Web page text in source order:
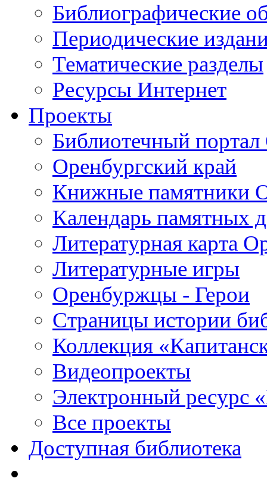
Библиографические
Периодические
Тематические разделы
Ресурсы Интернет
Проекты
Библиотечный портал
Оренбургский край
Книжные памятники
Календарь памятных
Литературная карта
Литературные игры
Оренбуржцы - Герои
Страницы истории
Коллекция
Видеопроекты
Электронный ресурс
Все проекты
Доступная библиотека